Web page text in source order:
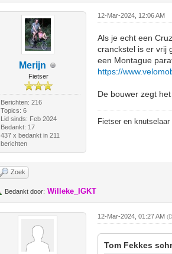
Merijn
Fietser
Berichten: 216
Topics: 6
Lid sinds: Feb 2024
Bedankt: 17
437 x bedankt in 211
berichten
12-Mar-2024, 12:06 AM
Als je echt een
cranckstel is er vrij
een Montague
https://
De bouwer zegt
Fietser en
Zoek
Bedankt door: Willeke_IGKT
12-Mar-2024, 01:27 AM
Tom Fekkes